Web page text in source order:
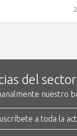
del
nuestro
a toda la